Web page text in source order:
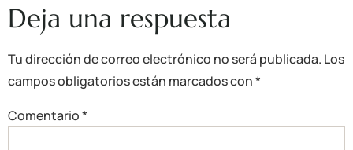
Deja una respuesta
Tu dirección de correo electrónico no será publicada. Los
campos obligatorios están marcados con*
Comentario*